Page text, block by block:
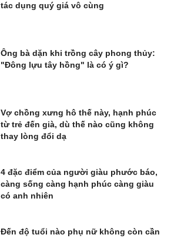
tác dụng quý giá vô cùng
Ông bà dặn khi trồng cây phong thủy:
"Đông lựu tây hồng" là có ý gì?
Vợ chồng xưng hô thế này, hạnh phúc
từ trẻ đến già, dù thế nào cũng không
thay lòng đổi dạ
4 đặc điểm của người giàu phước báo,
càng sống càng hạnh phúc càng giàu
có anh nhiên
Đến độ tuổi nào phụ nữ không còn cần